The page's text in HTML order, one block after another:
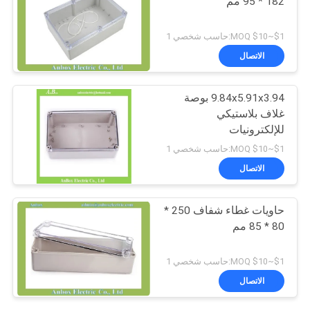
$1~$10 MOQ:حاسب شخصي 1
الاتصال
9.84x5.91x3.94 بوصة
غلاف بلاستيكي
للإلكترونيات
$1~$10 MOQ:حاسب شخصي 1
الاتصال
حاويات غطاء شفاف 250 *
80 * 85 مم
$1~$10 MOQ:حاسب شخصي 1
الاتصال